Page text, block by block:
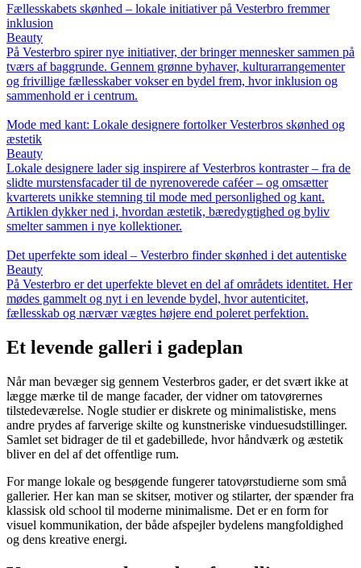
Fællesskabets skønhed – lokale initiativer på Vesterbro fremmer
inklusion
Beauty
På Vesterbro spirer nye initiativer, der bringer mennesker sammen på
tværs af baggrunde. Gennem grønne byhaver, kulturarrangementer
og frivillige fællesskaber vokser en bydel frem, hvor inklusion og
sammenhold er i centrum.
Mode med kant: Lokale designere fortolker Vesterbros skønhed og
æstetik
Beauty
Lokale designere lader sig inspirere af Vesterbros kontraster – fra de
slidte murstensfacader til de nyrenoverede caféer – og omsætter
kvarterets unikke stemning til mode med personlighed og kant.
Artiklen dykker ned i, hvordan æstetik, bæredygtighed og byliv
smelter sammen i nye kollektioner.
Det uperfekte som ideal – Vesterbro finder skønhed i det autentiske
Beauty
På Vesterbro er det uperfekte blevet en del af områdets identitet. Her
mødes gammelt og nyt i en levende bydel, hvor autenticitet,
fællesskab og nærvær vægtes højere end poleret perfektion.
Et levende galleri i gadeplan
Når man bevæger sig gennem Vesterbros gader, er det svært ikke at
lægge mærke til de mange facader, der vidner om tatovørernes
tilstedeværelse. Nogle studier er diskrete og minimalistiske, mens
andre prydes af farverige skilte og kunstneriske vinduesudstillinger.
Samlet set bidrager de til et gadebillede, hvor håndværk og æstetik
bliver en del af det offentlige rum.
For mange lokale og besøgende fungerer tatovørstudierne som små
gallerier. Her kan man se skitser, motiver og stilarter, der spænder fra
klassisk old school til moderne minimalisme. Det er en form for
visuel kommunikation, der både afspejler bydelens mangfoldighed
og dens kreative energi.